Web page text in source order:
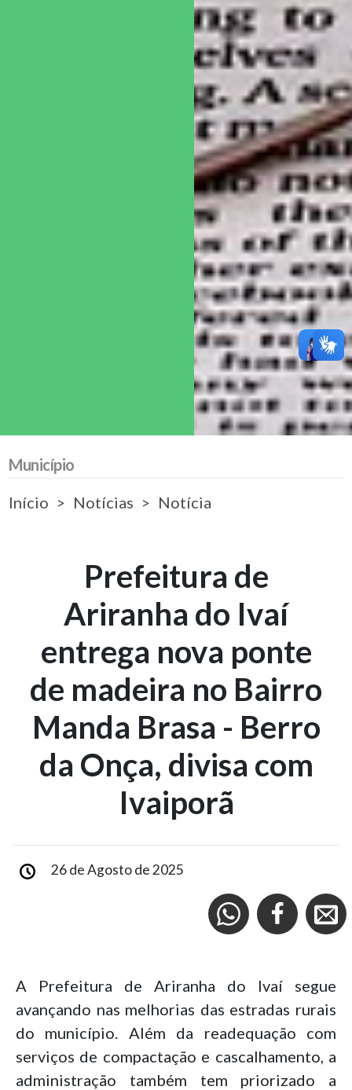
Município
Início
Notícias Notícia
Prefeitura de
Ariranha do Ivaí
entrega nova ponte
de madeira no Bairro
Manda Brasa - Berro
da Onça, divisa com
Ivaiporã
26 de Agosto de 2025
A Prefeitura de Ariranha do Ivaí segue
avançando nas melhorias das estradas rurais
do município. Além da readequação com
serviços de compactação e cascalhamento, a
administração também tem priorizado a